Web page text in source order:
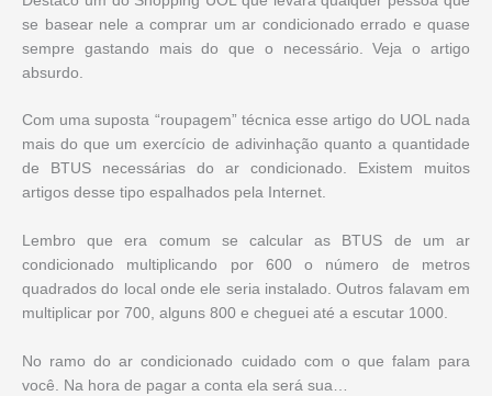
se basear nele a comprar um ar condicionado errado e quase
sempre gastando mais do que o necessário. Veja o artigo
absurdo.
Com uma suposta “roupagem” técnica esse artigo do UOL nada
mais do que um exercício de adivinhação quanto a quantidade
de BTUS necessárias do ar condicionado. Existem muitos
artigos desse tipo espalhados pela Internet.
Lembro que era comum se calcular as BTUS de um ar
condicionado multiplicando por 600 o número de metros
quadrados do local onde ele seria instalado. Outros falavam em
multiplicar por 700, alguns 800 e cheguei até a escutar 1000.
No ramo do ar condicionado cuidado com o que falam para
você. Na hora de pagar a conta ela será sua…